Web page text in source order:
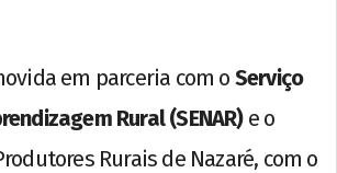
em parceria com o Serviço
Rural (SENAR)e o
Rurais de Nazaré, com o